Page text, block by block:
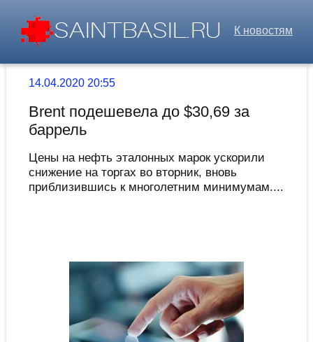
К новостям
14.04.2020 20:55
Brent подешевела до $30,69 за
баррель
Цены на нефть эталонных марок ускорили
снижение на торгах во вторник, вновь
приблизившись к многолетним минимумам....